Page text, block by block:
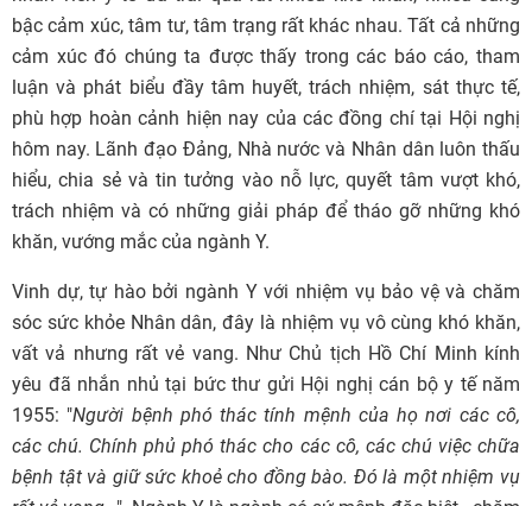
bậc cảm xúc, tâm tư, tâm trạng rất khác nhau. Tất cả những
cảm xúc đó chúng ta được thấy trong các báo cáo, tham
luận và phát biểu đầy tâm huyết, trách nhiệm, sát thực tế,
phù hợp hoàn cảnh hiện nay của các đồng chí tại Hội nghị
hôm nay. Lãnh đạo Đảng, Nhà nước và Nhân dân luôn thấu
hiểu, chia sẻ và tin tưởng vào nỗ lực, quyết tâm vượt khó,
trách nhiệm và có những giải pháp để tháo gỡ những khó
khăn, vướng mắc của ngành Y.
Vinh dự, tự hào bởi ngành Y với nhiệm vụ bảo vệ và chăm
sóc sức khỏe Nhân dân, đây là nhiệm vụ vô cùng khó khăn,
vất vả nhưng rất vẻ vang. Như Chủ tịch Hồ Chí Minh kính
yêu đã nhắn nhủ tại bức thư gửi Hội nghị cán bộ y tế năm
1955: "Người bệnh phó thác tính mệnh của họ nơi các cô,
các chú. Chính phủ phó thác cho các cô, các chú việc chữa
bệnh tật và giữ sức khoẻ cho đồng bào. Đó là một nhiệm vụ